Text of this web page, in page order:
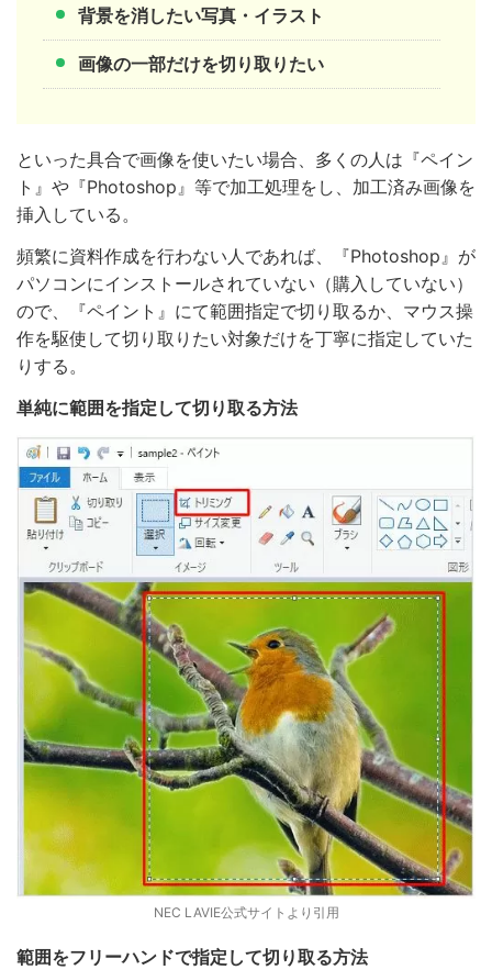
背景を消したい写真・イラスト
画像の一部だけを切り取りたい
といった具合で画像を使いたい場合、多くの人は『ペイン
ト』や『Photoshop』等で加工処理をし、加工済み画像を
挿入している。
頻繁に資料作成を行わない人であれば、『Photoshop』が
パソコンにインストールされていない（購入していない）
ので、『ペイント』にて範囲指定で切り取るか、マウス操
作を駆使して切り取りたい対象だけを丁寧に指定していた
りする。
単純に範囲を指定して切り取る方法
NEC LAVIE公式サイトより引用
範囲をフリーハンドで指定して切り取る方法